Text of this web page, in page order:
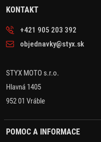
KONTAKT
+421 905 203 392
objednavky@styx.sk
STYX MOTO s.r.o.
Hlavná 1405
952 01 Vráble
POMOC A INFORMACE